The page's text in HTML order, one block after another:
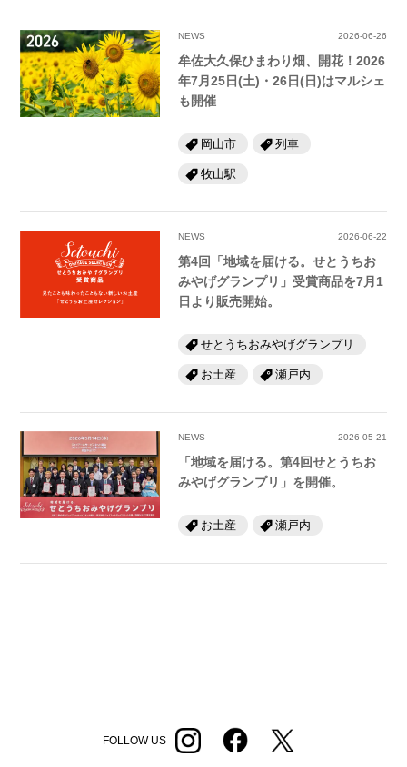
NEWS 2026-06-26
牟佐大久保ひまわり畑、開花！2026
年7月25日(土)・26日(日)はマルシェ
も開催
岡山市 列車
牧山駅
NEWS 2026-06-22
第4回「地域を届ける。せとうちお
みやげグランプリ」受賞商品を7月1
日より販売開始。
せとうちおみやげグランプリ
お土産 瀬戸内
NEWS 2026-05-21
「地域を届ける。第4回せとうちお
みやげグランプリ」を開催。
お土産 瀬戸内
FOLLOW US